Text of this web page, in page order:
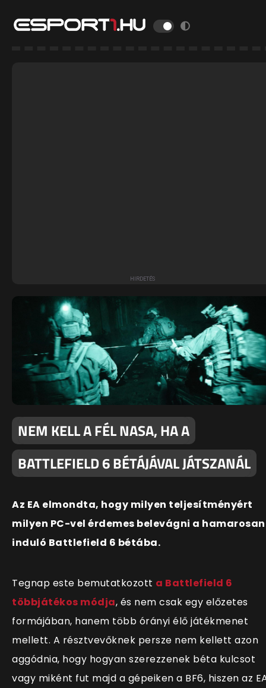
NEM KELL A FÉL NASA, HA A
BATTLEFIELD 6 BÉTÁJÁVAL JÁTSZANÁL
Az EA elmondta, hogy milyen teljesítményért
milyen PC-vel érdemes belevágni a hamarosan
induló Battlefield 6 bétába.
Tegnap este bemutatkozott a Battlefield 6
többjátékos módja, és nem csak egy előzetes
formájában, hanem több órányi élő játékmenet
mellett. A résztvevőknek persze nem kellett azon
aggódnia, hogy hogyan szerezzenek béta kulcsot
vagy miként fut majd a gépeiken a BF6, hiszen az